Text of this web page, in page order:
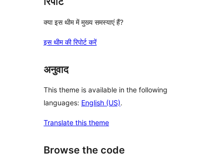
क्या इस थीम में मुख्य समस्याएं हैं?
इस थीम की रिपोर्ट करें
अनुवाद
This theme is available in the following
languages: English (US).
Translate this theme
Browse the code